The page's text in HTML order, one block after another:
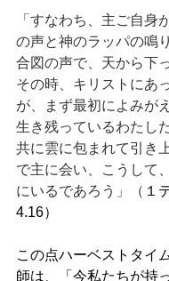
「すなわち、主ご自身
の声と神のラッパの鳴
合図の声で、天から下
その時、キリストにあ
が、まず最初によみが
生き残っているわたし
共に雲に包まれて引き
で主に会い、こうして
にいるであろう」（ １
4.16）
この点ハーベストタイ
師は、「今私たちが持